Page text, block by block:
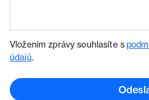
Vložením zprávy souhlasíte s
údajů.